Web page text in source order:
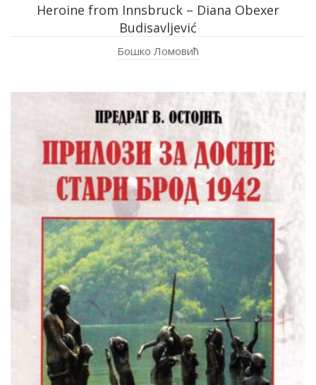
Heroine from Innsbruck – Diana Obexer
Budisavljević
Бошко Ломовић